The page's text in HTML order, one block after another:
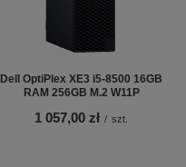
Dell OptiPlex XE3 i5-8500 16GB
RAM 256GB M.2 W11P
1 057,00 zł / szt.